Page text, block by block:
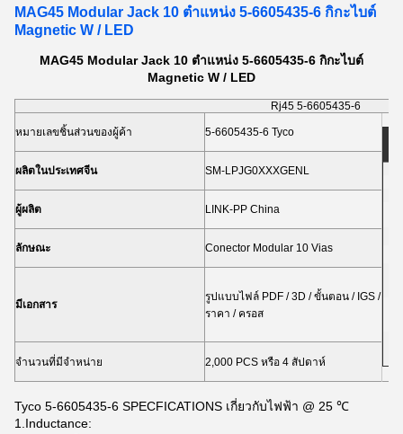
MAG45 Modular Jack 10 ตำแหน่ง 5-6605435-6 กิกะไบต์
Magnetic W / LED
MAG45 Modular Jack 10 ตำแหน่ง 5-6605435-6 กิกะไบต์
Magnetic W / LED
Rj45 5-6605435-6
หมายเลขชิ้นส่วนของผู้ค้า
5-6605435-6 Tyco
ผลิตในประเทศจีน SM-LPJG0XXXGENL
ผู้ผลิต LINK-PP China
ลักษณะ Conector Modular 10 Vias
มีเอกสาร
รูปแบบไฟล์ PDF / 3D / ขั้นตอน / IGS /
ราคา / ครอส
จำนวนที่มีจำหน่าย 2,000 PCS หรือ 4 สัปดาห์
Tyco 5-6605435-6 SPECFICATIONS เกี่ยวกับไฟฟ้า @ 25 ℃
1.Inductance: